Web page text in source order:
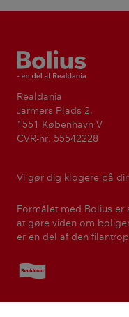
Bolius
Realdania
Jarmers Plads 2,
1551 København V
CVR-nr. 55542228
Vi gør dig klogere på
Formålet med Bolius er
at gøre viden om
er en del af den
Realdania